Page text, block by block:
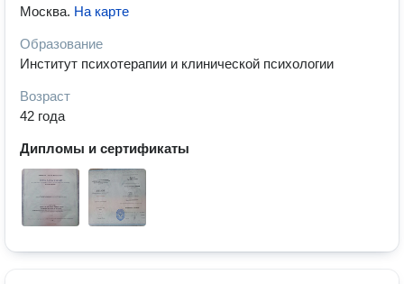
Москва. На карте
Образование
Институт психотерапии и клинической психологии
Возраст
42 года
Дипломы и сертификаты